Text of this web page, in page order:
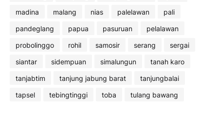
madina
malang nias palelawan
pali
pandeglang
papua pasuruan
pelalawan
probolinggo
rohil samosir serang
sergai
siantar
sidempuan simalungun
tanah karo
tanjabtim
tanjung jabung barat
tanjungbalai
tapsel
tebingtinggi toba tulang bawang